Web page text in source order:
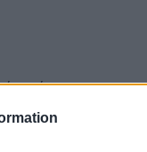
τα ίχνη του
τα δίχτυα